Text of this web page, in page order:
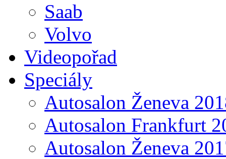
Saab
Volvo
Videopořad
Speciály
Autosalon Ženeva
Autosalon Frankfurt
Autosalon Ženeva